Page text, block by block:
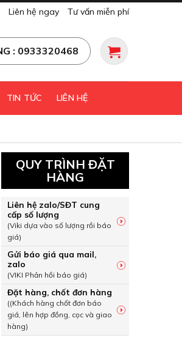
Liên hệ ngay Tư vấn miễn phí
: 0933320468
TIN TỨC LIÊN HỆ
đen 1.5m Nanoco NMG-SR15 số
QUY TRÌNH ĐẶT
HÀNG
Liên hệ zalo/SĐT cung
cấp số lượng
(Viki dựa vào số lượng rồi báo
giá)
Gửi báo giá qua mail,
zalo
(VIKI Phản hồi báo giá)
Đặt hàng, chốt đơn hàng
((Khách hàng chốt đơn báo
giá, lên hợp đồng, cọc và giao
hàng)